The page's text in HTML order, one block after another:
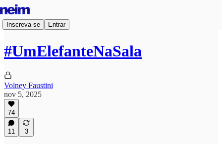
Inscreva-se Entrar
#UmElefanteNaSala
Volney Faustini
nov 5, 2025
74
11 3